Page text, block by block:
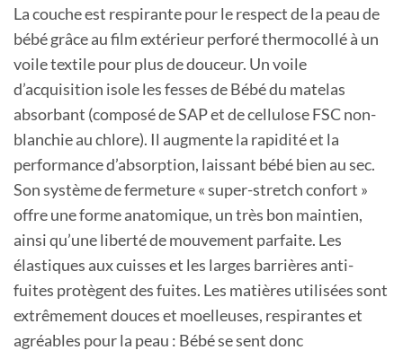
La couche est respirante pour le respect de la peau de
bébé grâce au film extérieur perforé thermocollé à un
voile textile pour plus de douceur. Un voile
d’acquisition isole les fesses de Bébé du matelas
absorbant (composé de SAP et de cellulose FSC non-
blanchie au chlore). Il augmente la rapidité et la
performance d’absorption, laissant bébé bien au sec.
Son système de fermeture « super-stretch confort »
offre une forme anatomique, un très bon maintien,
ainsi qu’une liberté de mouvement parfaite. Les
élastiques aux cuisses et les larges barrières anti-
fuites protègent des fuites. Les matières utilisées sont
extrêmement douces et moelleuses, respirantes et
agréables pour la peau : Bébé se sent donc